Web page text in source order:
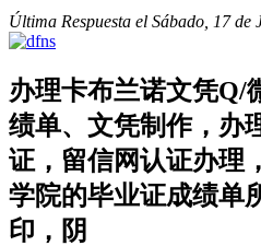
Última Respuesta el Sábado, 17
办理卡布兰诺文凭Q/
绩单、文凭制作，办
证，留信网认证办理
学院的毕业证成绩单
印，阴